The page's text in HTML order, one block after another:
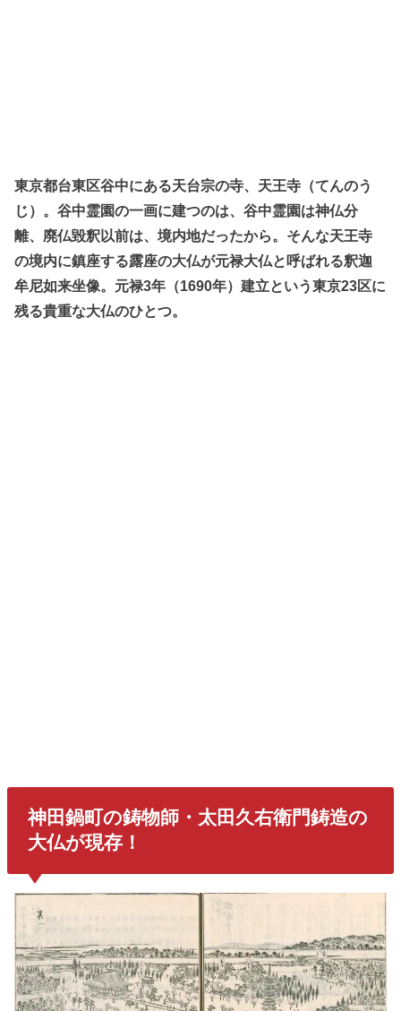
東京都台東区谷中にある天台宗の寺、天王寺（てんのう
じ）。谷中霊園の一画に建つのは、谷中霊園は神仏分
離、廃仏毀釈以前は、境内地だったから。そんな天王寺
の境内に鎮座する露座の大仏が元禄大仏と呼ばれる釈迦
牟尼如来坐像。元禄3年（1690年）建立という東京23区に
残る貴重な大仏のひとつ。
神田鍋町の鋳物師・太田久右衛門鋳造の
大仏が現存！